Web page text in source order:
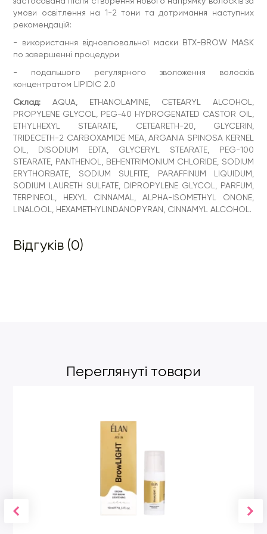
умови освітлення на 1-2 тони та дотримання наступних
рекомендацій:
- використання відновлювальної маски BTX-BROW MASK
по завершенні процедури
- подальшого регулярного зволоження волосків
концентратом LIPIDIC 2.0
Склад: AQUA, ETHANOLAMINE, CETEARYL ALCOHOL,
PROPYLENE GLYCOL, PEG-40 HYDROGENATED CASTOR OIL,
ETHYLHEXYL STEARATE, CETEARETH-20, GLYCERIN,
TRIDECETH-2 CARBOXAMIDE MEA, ARGANIA SPINOSA KERNEL
OIL, DISODIUM EDTA, GLYCERYL STEARATE, PEG-100
STEARATE, PANTHENOL, BEHENTRIMONIUM CHLORIDE, SODIUM
ERYTHORBATE, SODIUM SULFITE, PARAFFINUM LIQUIDUM,
SODIUM LAURETH SULFATE, DIPROPYLENE GLYCOL, PARFUM,
TERPINEOL, HEXYL CINNAMAL, ALPHA-ISOMETHYL ONONE,
LINALOOL, HEXAMETHYLINDANOPYRAN, CINNAMYL ALCOHOL.
Відгуків (0)
Переглянуті товари